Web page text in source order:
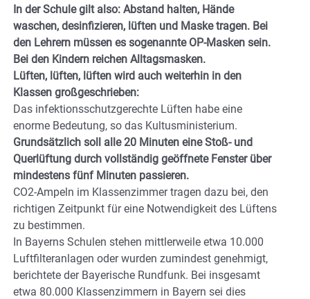
In der Schule gilt also: Abstand halten, Hände
waschen, desinfizieren, lüften und Maske tragen. Bei
den Lehrern müssen es sogenannte OP-Masken sein.
Bei den Kindern reichen Alltagsmasken.
Lüften, lüften, lüften wird auch weiterhin in den
Klassen großgeschrieben:
Das infektionsschutzgerechte Lüften habe eine
enorme Bedeutung, so das Kultusministerium.
Grundsätzlich soll alle 20 Minuten eine Stoß- und
Querlüftung durch vollständig geöffnete Fenster über
mindestens fünf Minuten passieren.
CO2-Ampeln im Klassenzimmer tragen dazu bei, den
richtigen Zeitpunkt für eine Notwendigkeit des Lüftens
zu bestimmen.
In Bayerns Schulen stehen mittlerweile etwa 10.000
Luftfilteranlagen oder wurden zumindest genehmigt,
berichtete der Bayerische Rundfunk. Bei insgesamt
etwa 80.000 Klassenzimmern in Bayern sei dies